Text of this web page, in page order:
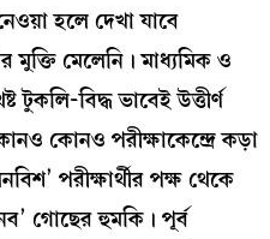
হলে দেখা যাবে
মুক্তি মেলেনি। মাধ্যমিক ও
টুকলি-বিদ্ধ ভাবেই উত্তীর্ণ
কোনও পরীক্ষাকেন্দ্রে কড়া
পরীক্ষার্থীর পক্ষ থেকে
গোছের হুমকি। পূর্ব